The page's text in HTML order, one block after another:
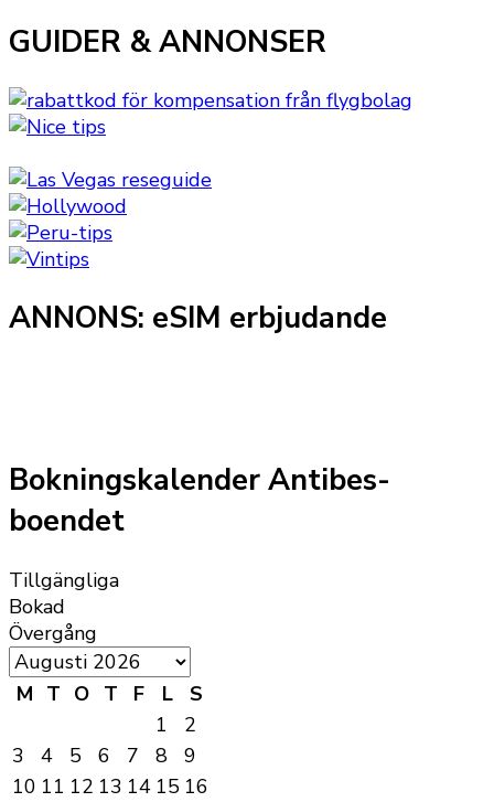
GUIDER & ANNONSER
ANNONS: eSIM erbjudande
Bokningskalender Antibes-
boendet
Tillgängliga
Bokad
Övergång
M T O T F L
S
1
2
3
4 5 6 7 8
9
10 11 12 13 14 15 16